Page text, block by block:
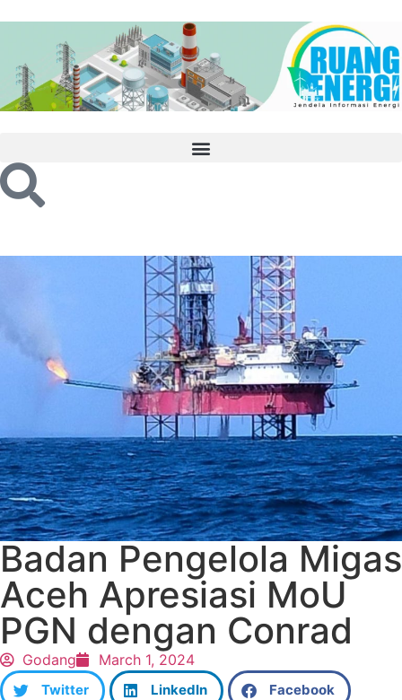
Badan Pengelola Migas
Aceh Apresiasi MoU
PGN dengan Conrad
Godang March 1, 2024
Twitter LinkedIn Facebook